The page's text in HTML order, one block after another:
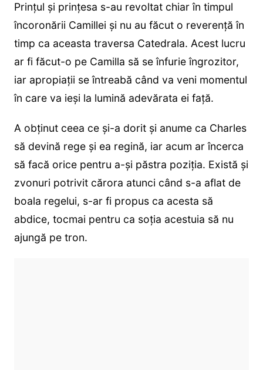
Prințul și prințesa s-au revoltat chiar în timpul
încoronării Camillei și nu au făcut o reverență în
timp ca aceasta traversa Catedrala. Acest lucru
ar fi făcut-o pe Camilla să se înfurie îngrozitor,
iar apropiații se întreabă când va veni momentul
în care va ieși la lumină adevărata ei față.
A obținut ceea ce și-a dorit și anume ca Charles
să devină rege și ea regină, iar acum ar încerca
să facă orice pentru a-și păstra poziția. Există și
zvonuri potrivit cărora atunci când s-a aflat de
boala regelui, s-ar fi propus ca acesta să
abdice, tocmai pentru ca soția acestuia să nu
ajungă pe tron.